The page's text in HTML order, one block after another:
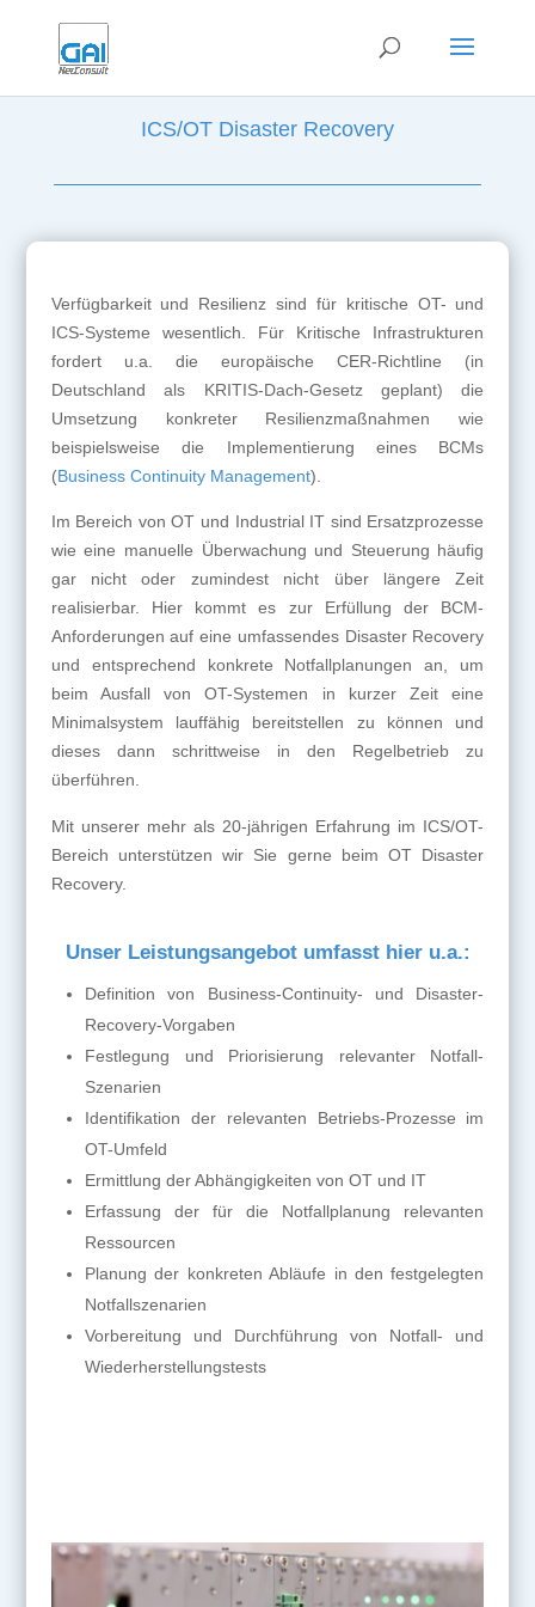
ICS/OT Disaster Recovery
Verfügbarkeit und Resilienz sind für kritische OT- und
ICS-Systeme wesentlich. Für Kritische Infrastrukturen
fordert u.a. die europäische CER-Richtline (in
Deutschland als KRITIS-Dach-Gesetz geplant) die
Umsetzung konkreter Resilienzmaßnahmen wie
beispielsweise die Implementierung eines BCMs
(Business Continuity Management).
Im Bereich von OT und Industrial IT sind Ersatzprozesse
wie eine manuelle Überwachung und Steuerung häufig
gar nicht oder zumindest nicht über längere Zeit
realisierbar. Hier kommt es zur Erfüllung der BCM-
Anforderungen auf eine umfassendes Disaster Recovery
und entsprechend konkrete Notfallplanungen an, um
beim Ausfall von OT-Systemen in kurzer Zeit eine
Minimalsystem lauffähig bereitstellen zu können und
dieses dann schrittweise in den Regelbetrieb zu
überführen.
Mit unserer mehr als 20-jährigen Erfahrung im ICS/OT-
Bereich unterstützen wir Sie gerne beim OT Disaster
Recovery.
Unser Leistungsangebot umfasst hier u.a.:
Definition von Business-Continuity- und Disaster-
Recovery-Vorgaben
Festlegung und Priorisierung relevanter Notfall-
Szenarien
Identifikation der relevanten Betriebs-Prozesse im
OT-Umfeld
Ermittlung der Abhängigkeiten von OT und IT
Erfassung der für die Notfallplanung relevanten
Ressourcen
Planung der konkreten Abläufe in den festgelegten
Notfallszenarien
Vorbereitung und Durchführung von Notfall- und
Wiederherstellungstests